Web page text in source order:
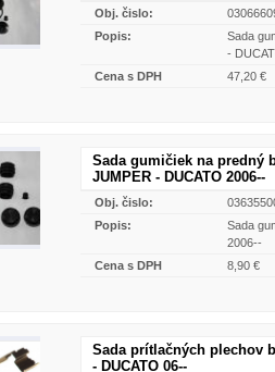
Obj. čislo:
Popis:
Sada
-
Cena s DPH
47,20 €
Sada gumičiek na predný
JUMPER - DUCATO 2006--
Obj. čislo:
Popis:
Sada
2006--
Cena s DPH
8,90 €
Sada prítlačných plechov
- DUCATO 06--